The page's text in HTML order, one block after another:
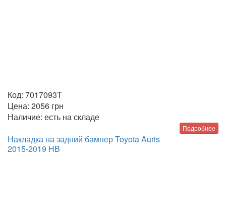
Код: 7017093T
Цена: 2056 грн
Наличие: есть на складе
Подробнее
Накладка на задний бампер Toyota Auris
2015-2019 HB